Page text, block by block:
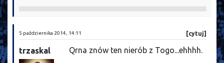
5 października 2014, 14:11 [cytuj]
trzaskal Qrna znów ten nierób z Togo...ehhhh.